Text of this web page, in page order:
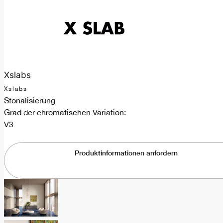
Xslabs
Xslabs
Stonalisierung
Grad der chromatischen Variation:
V3
Produktinformationen anfordern